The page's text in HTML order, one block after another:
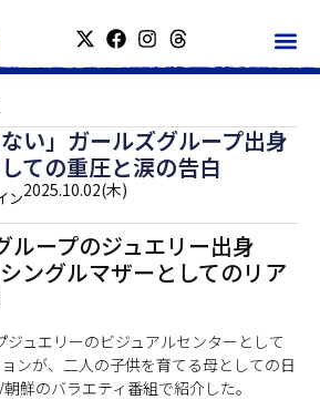
い」ガールズグループ出身
ての重圧と涙の告白
ン2025.10.02(木)
ループのジュエリー出身
ングルマザーとしてのリア
ジュエリーのビジュアルセンターとして
ンが、二人の子供を育てる母としての日
鮮のバラエティ番組で紹介した。